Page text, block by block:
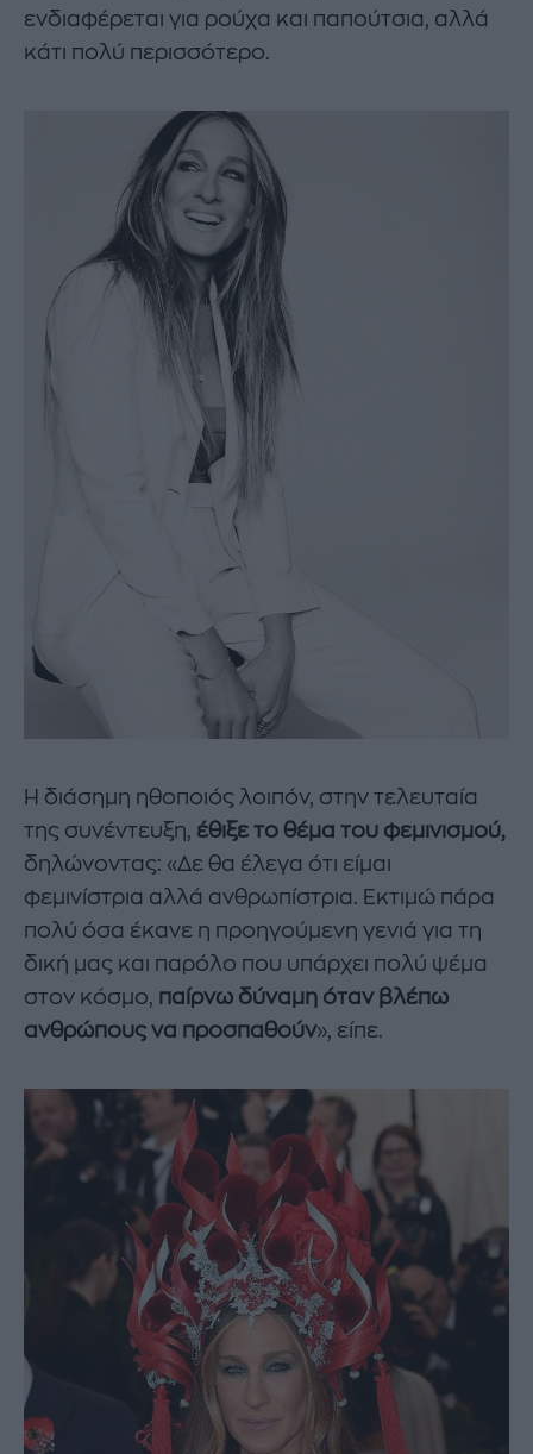
ενδιαφέρεται για ρούχα και παπούτσια, αλλά
κάτι πολύ περισσότερο.
Η διάσημη ηθοποιός λοιπόν, στην τελευταία
της συνέντευξη, έθιξε το θέμα του φεμινισμού,
δηλώνοντας: «Δε θα έλεγα ότι είμαι
φεμινίστρια αλλά ανθρωπίστρια. Εκτιμώ πάρα
πολύ όσα έκανε η προηγούμενη γενιά για τη
δική μας και παρόλο που υπάρχει πολύ ψέμα
στον κόσμο, παίρνω δύναμη όταν βλέπω
ανθρώπους να προσπαθούν», είπε.